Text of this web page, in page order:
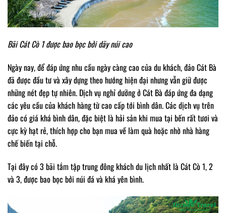
Bãi Cát Cò 1 được bao bọc bởi dãy núi cao
Ngày nay, để đáp ứng nhu cầu ngày càng cao của du khách, đảo Cát Bà
đã được đầu tư và xây dựng theo hướng hiện đại nhưng vẫn giữ được
những nét đẹp tự nhiên. Dịch vụ nghỉ dưỡng ở Cát Bà đáp ứng đa dạng
các yêu cầu của khách hàng từ cao cấp tới bình dân. Các dịch vụ trên
đảo có giá khá bình dân, đặc biệt là hải sản khi mua tại bến rất tươi và
cực kỳ hạt rẻ, thích hợp cho bạn mua về làm quà hoặc nhờ nhà hàng
chế biến tại chỗ.
Tại đây có 3 bãi tắm tập trung đông khách du lịch nhất là Cát Cò 1, 2
và 3, được bao bọc bởi núi đá và khá yên bình.